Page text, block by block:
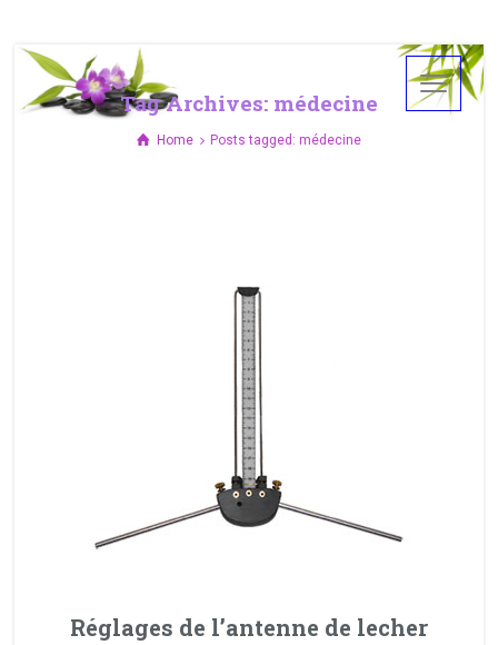
Tag Archives: médecine
Home Posts tagged: médecine
Réglages de l’antenne de lecher